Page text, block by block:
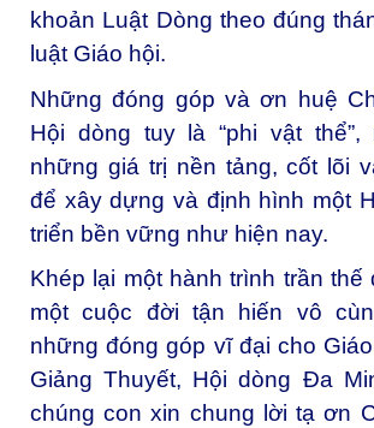
khoản Luật Dòng theo đúng
luật Giáo hội.
Những đóng góp và ơn huệ
Hội dòng tuy là “phi vật
những giá trị nền tảng, cốt lõi
để xây dựng và định hình một
triển bền vững như hiện nay.
Khép lại một hành trình trần thế
một cuộc đời tận hiến vô
những đóng góp vĩ đại cho
Giảng Thuyết, Hội dòng Đa
chúng con xin chung lời tạ ơn